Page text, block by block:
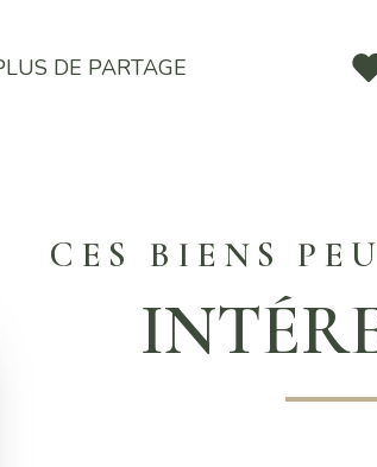
DE PARTAGE
CES BIENS